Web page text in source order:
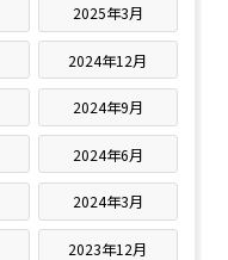
2025年3月
2024年12月
2024年9月
2024年6月
2024年3月
2023年12月